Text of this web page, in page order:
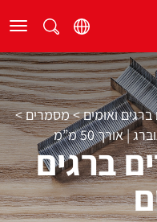
ואומים>מסמרים>
אורך 50 מ”מ
ברגים